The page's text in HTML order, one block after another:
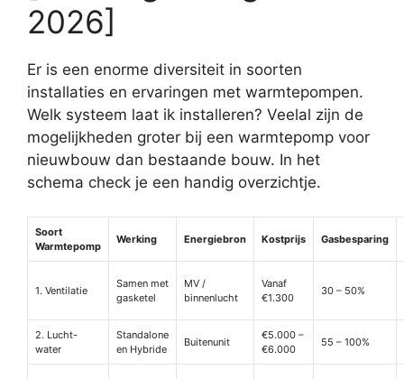
2026]
Er is een enorme diversiteit in soorten
installaties en ervaringen met warmtepompen.
Welk systeem laat ik installeren? Veelal zijn de
mogelijkheden groter bij een warmtepomp voor
nieuwbouw dan bestaande bouw. In het
schema check je een handig overzichtje.
Soort
Warmtepomp
Werking Energiebron Kostprijs Gasbesparing
1. Ventilatie
Samen met
gasketel
MV /
binnenlucht
Vanaf
€1.300
30 – 50%
2. Lucht-
water
Standalone
en Hybride
Buitenunit
€5.000 –
€6.000
55 – 100%